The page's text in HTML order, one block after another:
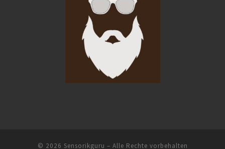
© 2026 Sensorikguru – Alle Rechte vorbehalten